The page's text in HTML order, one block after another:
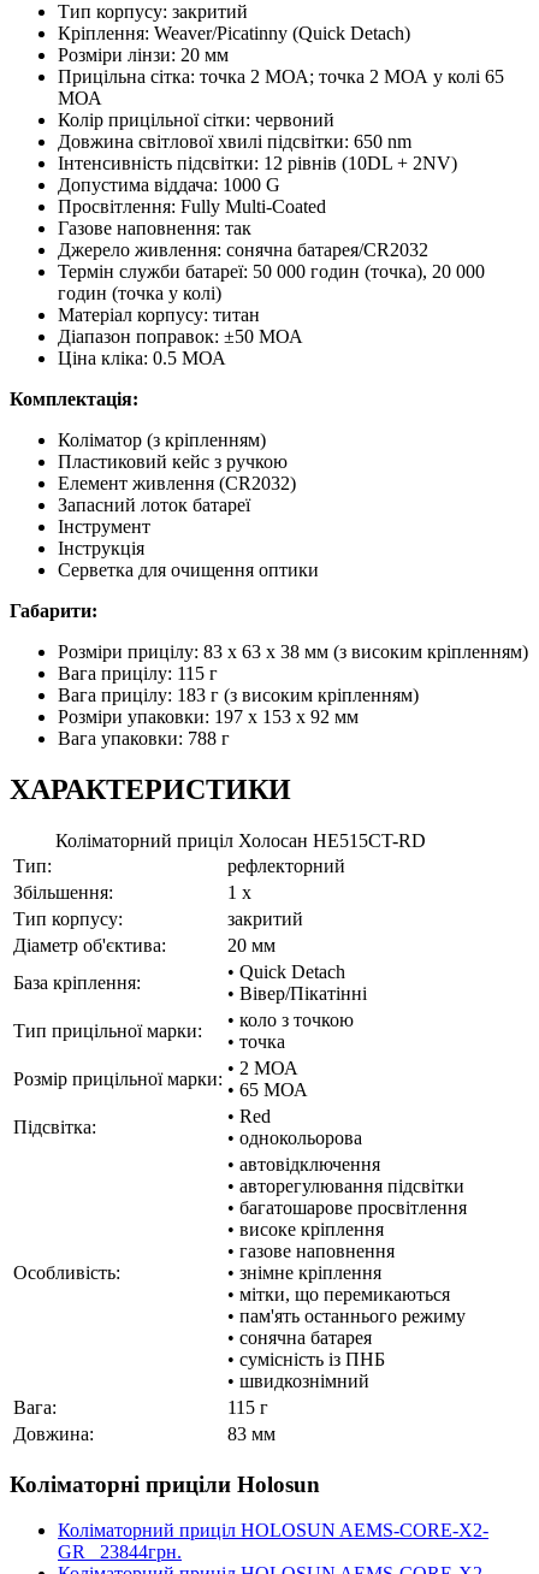
Тип корпусу: закритий
Кріплення: Weaver/Picatinny (Quick Detach)
Розміри лінзи: 20 мм
Прицільна сітка: точка 2 МОА; точка 2 МОА у колі 65
МОА
Колір прицільної сітки: червоний
Довжина світлової хвилі підсвітки: 650 nm
Інтенсивність підсвітки: 12 рівнів (10DL + 2NV)
Допустима віддача: 1000 G
Просвітлення: Fully Multi-Coated
Газове наповнення: так
Джерело живлення: сонячна батарея/CR2032
Термін служби батареї: 50 000 годин (точка), 20 000
годин (точка у колі)
Матеріал корпусу: титан
Діапазон поправок: ±50 МОА
Ціна кліка: 0.5 МОА
Комплектація:
Коліматор (з кріпленням)
Пластиковий кейс з ручкою
Елемент живлення (CR2032)
Запасний лоток батареї
Інструмент
Інструкція
Серветка для очищення оптики
Габарити:
Розміри прицілу: 83 x 63 x 38 мм (з високим кріпленням)
Вага прицілу: 115 г
Вага прицілу: 183 г (з високим кріпленням)
Розміри упаковки: 197 x 153 x 92 мм
Вага упаковки: 788 г
ХАРАКТЕРИСТИКИ
Коліматорний приціл Холосан HE515CT-RD
Тип:
рефлекторний
Збільшення:
1 x
Тип корпусу:
закритий
Діаметр об'єктива:
20 мм
База кріплення:
• Quick Detach
• Вівер/Пікатінні
Тип прицільної марки:
• коло з точкою
• точка
Розмір прицільної марки:
• 2 МОА
• 65 МОА
Підсвітка:
• Red
• однокольорова
Особливість:
• автовідключення
• авторегулювання підсвітки
• багатошарове просвітлення
• високе кріплення
• газове наповнення
• знімне кріплення
• мітки, що перемикаються
• пам'ять останнього режиму
• сонячна батарея
• сумісність із ПНБ
• швидкознімний
Вага:
115 г
Довжина:
83 мм
Коліматорні приціли Holosun
Коліматорний приціл HOLOSUN AEMS-CORE-X2-
GR 23844грн.